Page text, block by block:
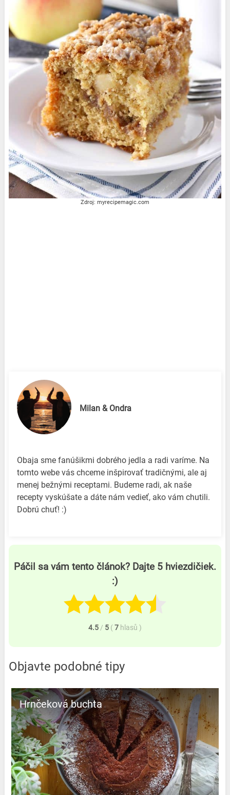
Zdroj: myrecipemagic.com
Milan & Ondra
Obaja sme fanúšikmi dobrého jedla a radi varíme. Na
tomto webe vás chceme inšpirovať tradičnými, ale aj
menej bežnými receptami. Budeme radi, ak naše
recepty vyskúšate a dáte nám vedieť, ako vám chutili.
Dobrú chuť! :)
Páčil sa vám tento článok? Dajte 5 hviezdičiek.
:)
4.5 / 5 (7 hlasů )
Objavte podobné tipy
Hrnčeková buchta